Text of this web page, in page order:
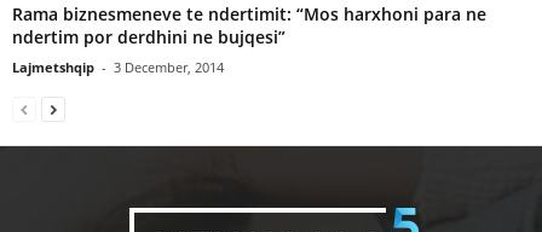
Rama biznesmeneve te ndertimit: “Mos harxhoni para ne
ndertim por derdhini ne bujqesi”
Lajmetshqip - 3 December, 2014